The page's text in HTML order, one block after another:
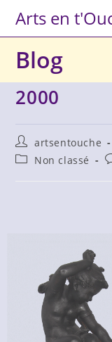
Arts en
Blog
2000
Auteur/autrice
de
la
artsentouche
PostNon classé